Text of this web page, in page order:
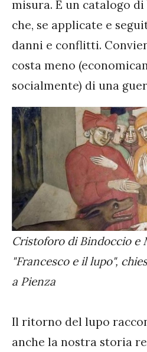
misura. È un catalogo
che, se applicate e
danni e conflitti.
costa meno
socialmente) di una
Cristoforo di Bindoccio e
"Francesco e il lupo",
a Pienza
Il ritorno del lupo
anche la nostra storia